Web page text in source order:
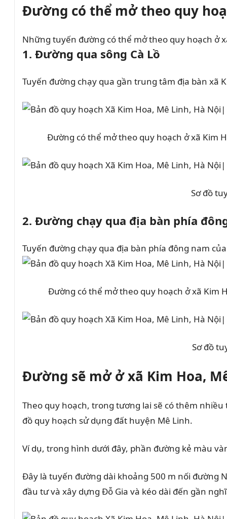
Đường có thể mở theo quy
Những tuyến đường có thể mở theo quy hoạch ở
1. Đường qua sông Cà Lồ
Tuyến đường chạy qua gần trung tâm địa bàn xã
Đường có thể mở theo quy hoạch ở xã Kim
Sơ đồ
2. Đường chạy qua địa bàn phía
Tuyến đường chạy qua địa bàn phía đông nam
Đường có thể mở theo quy hoạch ở xã Kim
Sơ đồ
Đường sẽ mở ở xã Kim Hoa,
Theo quy hoạch, trong tương lai sẽ có thêm
đồ quy hoạch sử dụng đất huyện Mê Linh.
Ví dụ, trong hình dưới đây, phần đường kẻ màu
Đây là tuyến đường dài khoảng 500 m nối đường
đầu tư và xây dựng Đỗ Gia và kéo dài đến gần